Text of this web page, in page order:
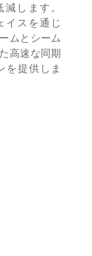
します。
イスを通じ
ムとシーム
高速な同期
を提供しま